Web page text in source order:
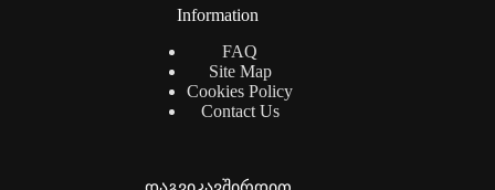
Information
FAQ
Site Map
Cookies Policy
Contact Us